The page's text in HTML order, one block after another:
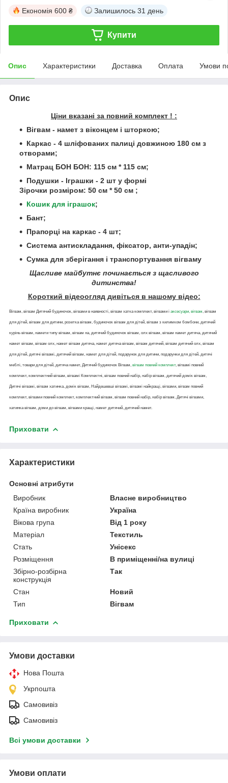
Економія 600 ₴ Залишилось 31 день
Купити
Опис Характеристики Доставка Оплата Умови
Опис
Ціни вказані за повний комплект ! :
Вігвам - намет з віконцем і шторкою;
Каркас - 4 шліфованих палиці довжиною 180 см з
отворами;
Матрац БОН БОН: 115 см * 115 см;
Подушки - Іграшки - 2 шт у формі
Зірочки розміром: 50 см * 50 см ;
Кошик для іграшок;
Бант;
Прапорці на каркас - 4 шт;
Система антискладання, фіксатор, анти-упадін;
Сумка для зберігання і транспортування вігваму
Щасливе майбутнє починається з щасливого
дитинства!
Короткий відеоогляд дивіться в нашому відео:
Вігвам, вігвам Дитячий будиночок, вігвами в наявності, вігвам хатка комплект, вігвами і аксесуари, вігвам , вігвам
для дітей, вігвам для дитини, розетка вігвам, будиночок вігвам для дітей, вігвам з килимком бомбони, дитячий
курінь вігвам, намети типу вігвам, вігвам на, дитячий будиночок вігвам, олх вігвам, вігвам намет дитяча, дитячий
намет вігвам, вігвам олх, намет вігвам дитяча, намет дитяча вігвам, вігвам дитячий, вігвам дитячий олх, вігвам
для дітей, дитячі вігвамі, дитячий вігвам, намет для дітей, подарунок для дитини, подарунки для дітей, дитячі
меблі, товари для дітей, дитяча намет, Дитячий будиночок Вігвам, вігвам повний комплект, вігвамі повний
комплект, комплектний вігвам, вігвамі Комплектні, вігвам повний набір, набір вігвам, дитячий домік вігвам,
Дитячі вігвамі, вігвам хатинка, домік вігвам, Найдешевші вігвамі, вігвамі найкращі, вігвами, вігвам повний
комплект, вігвами повний комплект, комплектний вігвам, вігвам повний набір, набір вігвам, Дитячі вігвами,
хатинка вігвам, доми до вігвам, вігвами кращі, намет дитячий, дитячий намет.
Приховати
Характеристики
Основні атрибути
Виробник
Власне виробництво
Країна виробник
Україна
Вікова група
Від 1 року
Матеріал
Текстиль
Стать
Унісекс
Розміщення
В приміщенні/на вулиці
Збірно-розбірна
конструкція
Так
Стан
Новий
Тип
Вігвам
Приховати
Умови доставки
Нова Пошта
Укрпошта
Самовивіз
Самовивіз
Всі умови доставки
Умови оплати